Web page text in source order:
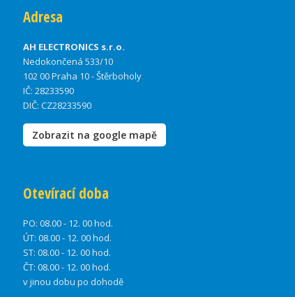
Adresa
AH ELECTRONICS s.r.o.
Nedokončená 533/10
102 00 Praha 10 - Štěrboholy
IČ: 28233590
DIČ: CZ28233590
Zobrazit na google mapě
Otevírací doba
PO: 08.00 - 12. 00 hod.
ÚT: 08.00 - 12. 00 hod.
ST: 08.00 - 12. 00 hod.
ČT: 08.00 - 12. 00 hod.
v jinou dobu po dohodě